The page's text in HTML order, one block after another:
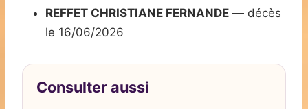
REFFET CHRISTIANE FERNANDE — décès
le 16/06/2026
Consulter aussi